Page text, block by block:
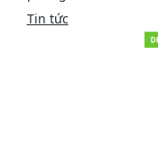
Tin tức